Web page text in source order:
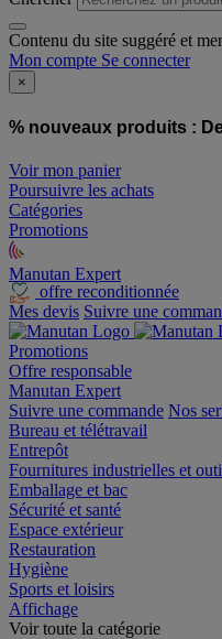
Contenu du site suggéré et
Mon compte Se connecter
×
% nouveaux produits :
Voir mon panier
Poursuivre les achats
Catégories
Promotions
Manutan Expert
offre reconditionnée
Mes devis Suivre une
Promotions
Offre responsable
Manutan Expert
Suivre une commande Nos
Bureau et télétravail
Entrepôt
Fournitures industrielles et
Emballage et bac
Sécurité et santé
Espace extérieur
Restauration
Hygiène
Sports et loisirs
Affichage
Voir toute la catégorie